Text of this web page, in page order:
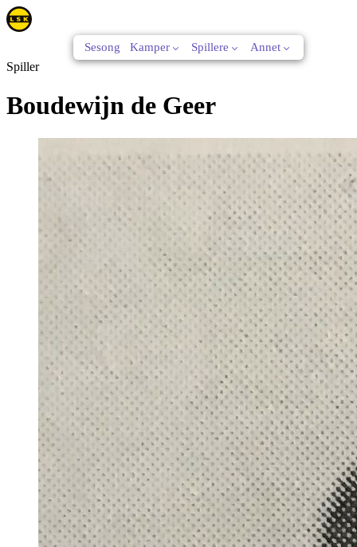
Sesong Kamper Spillere Annet
Spiller
Boudewijn de Geer